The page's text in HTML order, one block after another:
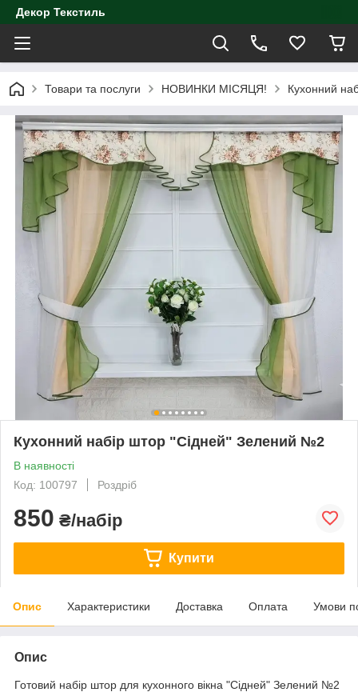
Декор Текстиль
Товари та послуги НОВИНКИ МІСЯЦЯ! Кухонний
Кухонний набір штор "Сідней" Зелений №2
В наявності
Код: 100797
Роздріб
850 ₴/набір
Купити
Опис Характеристики Доставка Оплата Умови
Опис
Готовий набір штор для кухонного вікна "Сідней" Зелений №2